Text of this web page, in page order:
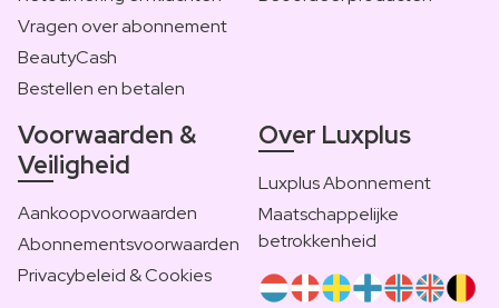
Vragen over abonnement
BeautyCash
Bestellen en betalen
Voorwaarden &
Veiligheid
Aankoopvoorwaarden
Abonnementsvoorwaarden
Privacybeleid & Cookies
Over Luxplus
Luxplus Abonnement
Maatschappelijke
betrokkenheid